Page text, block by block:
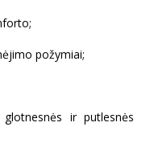
požymiai;
ir putlesnės